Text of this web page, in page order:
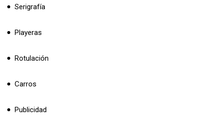
Serigrafía
Playeras
Rotulación
Carros
Publicidad